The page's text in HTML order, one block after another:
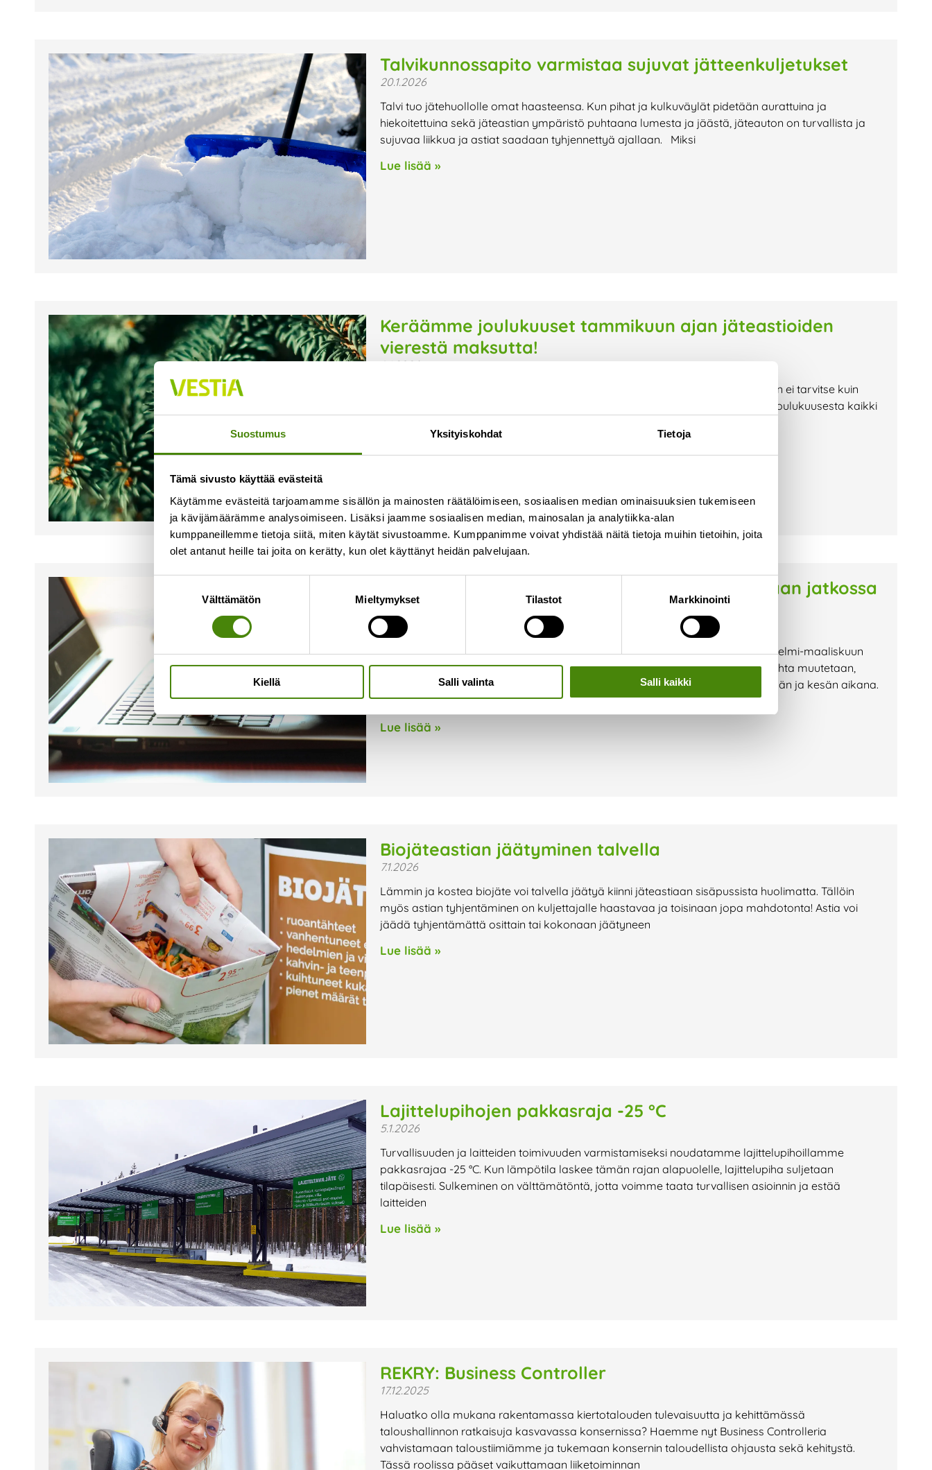
Suostumus Yksityiskohdat Tietoja
Tämä sivusto käyttää evästeitä
Käytämme evästeitä tarjoamamme sisällön ja mainosten räätälöimiseen, sosiaalisen median ominaisuuksien tukemiseen
ja kävijämäärämme analysoimiseen. Lisäksi jaamme sosiaalisen median, mainosalan ja analytiikka-alan
kumppaneillemme tietoja siitä, miten käytät sivustoamme. Kumppanimme voivat yhdistää näitä tietoja muihin tietoihin, joita
olet antanut heille tai joita on kerätty, kun olet käyttänyt heidän palvelujaan.
Välttämätön Mieltymykset Tilastot Markkinointi
Kiellä Salli valinta Salli kaikki
Talvikunnossapito varmistaa sujuvat jätteenkuljetukset
20.1.2026
Talvi tuo jätehuollolle omat haasteensa. Kun pihat ja kulkuväylät pidetään aurattuina ja
hiekoitettuina sekä jäteastian ympäristö puhtaana lumesta ja jäästä, jäteauton on turvallista ja
sujuvaa liikkua ja astiat saadaan tyhjennettyä ajallaan. Miksi
Lue lisää »
Keräämme joulukuuset tammikuun ajan jäteastioiden
vierestä maksutta!
8.1.2026
Keräämme joulukuuset tammikuun ajan jäteastioiden vierestä maksutta. Sinun ei tarvitse kuin
viedä kuusi ulos jäteastian viereen, me huolehdimme lopusta! Muista poistaa joulukuusesta kaikki
Vapaa-ajan kiinteistöjen perusmaksu laskutetaan jatkossa
helmi-maaliskuussa
8.1.2026
Vapaa-ajan kiinteistöjen perusmaksu laskutetaan jatkossa asiakkailtamme helmi-maaliskuun
aikana. Laskutusajankohta on aiemmin ollut elo-syyskuussa. Laskutusajankohta muutetaan,
koska suurin osa vapaa-ajan kiinteistöjen omistajavaihdoksista tehdään kevään ja kesän aikana.
Uusi laskutusajankohta vähentää sekaannuksia
Lue lisää »
Biojäteastian jäätyminen talvella
7.1.2026
Lämmin ja kostea biojäte voi talvella jäätyä kiinni jäteastiaan sisäpussista huolimatta. Tällöin
myös astian tyhjentäminen on kuljettajalle haastavaa ja toisinaan jopa mahdotonta! Astia voi
jäädä tyhjentämättä osittain tai kokonaan jäätyneen
Lue lisää »
Lajittelupihojen pakkasraja -25 °C
5.1.2026
Turvallisuuden ja laitteiden toimivuuden varmistamiseksi noudatamme lajittelupihoillamme
pakkasrajaa -25 °C. Kun lämpötila laskee tämän rajan alapuolelle, lajittelupiha suljetaan
tilapäisesti. Sulkeminen on välttämätöntä, jotta voimme taata turvallisen asioinnin ja estää
laitteiden
Lue lisää »
REKRY: Business Controller
17.12.2025
Haluatko olla mukana rakentamassa kiertotalouden tulevaisuutta ja kehittämässä
taloushallinnon ratkaisuja kasvavassa konsernissa? Haemme nyt Business Controlleria
vahvistamaan taloustiimiämme ja tukemaan konsernin taloudellista ohjausta sekä kehitystä.
Tässä roolissa pääset vaikuttamaan liiketoiminnan